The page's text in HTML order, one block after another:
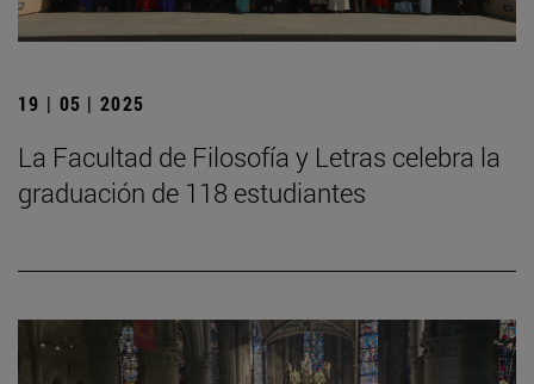
19 | 05 | 2025
La Facultad de Filosofía y Letras celebra la
graduación de 118 estudiantes